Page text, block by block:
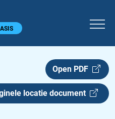
Open PDF
locatie document